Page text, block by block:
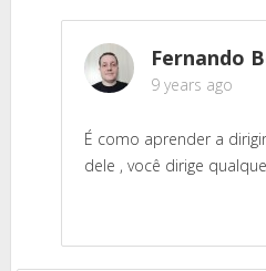
Fernando
9 years ago
É como aprender a
dele , você dirige